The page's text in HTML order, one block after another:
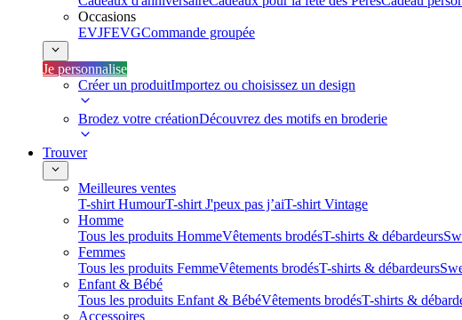
Occasions
EVJFEVGCommande groupée
Je personnalise
Créer un produitImportez ou choisissez un design
Brodez votre créationDécouvrez des motifs en broderie
Trouver
Meilleures ventes
T-shirt HumourT-shirt J'peux pas j’aiT-shirt Vintage
Homme
Tous les produits HommeVêtements brodésT-shirts & débardeurs
Femmes
Tous les produits FemmeVêtements brodésT-shirts & débardeurs
Enfant & Bébé
Tous les produits Enfant & BébéVêtements brodésT-shirts &
Accessoires